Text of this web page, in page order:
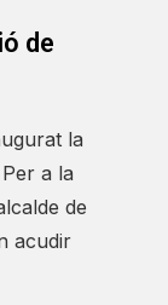
de
la
a la
de
acudir